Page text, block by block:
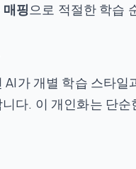
핑으로 적절한 학습
가 개별 학습 스타일
다. 이 개인화는 단